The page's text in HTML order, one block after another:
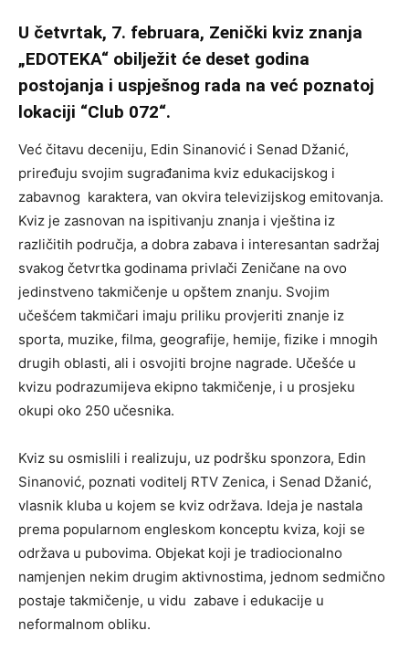
U četvrtak, 7. februara, Zenički kviz znanja
„EDOTEKA“ obilježit će deset godina
postojanja i uspješnog rada na već poznatoj
lokaciji “Club 072“.
Već čitavu deceniju, Edin Sinanović i Senad Džanić,
priređuju svojim sugrađanima kviz edukacijskog i
zabavnog karaktera, van okvira televizijskog emitovanja.
Kviz je zasnovan na ispitivanju znanja i vještina iz
različitih područja, a dobra zabava i interesantan sadržaj
svakog četvrtka godinama privlači Zeničane na ovo
jedinstveno takmičenje u opštem znanju. Svojim
učešćem takmičari imaju priliku provjeriti znanje iz
sporta, muzike, filma, geografije, hemije, fizike i mnogih
drugih oblasti, ali i osvojiti brojne nagrade. Učešće u
kvizu podrazumijeva ekipno takmičenje, i u prosjeku
okupi oko 250 učesnika.
Kviz su osmislili i realizuju, uz podršku sponzora, Edin
Sinanović, poznati voditelj RTV Zenica, i Senad Džanić,
vlasnik kluba u kojem se kviz održava. Ideja je nastala
prema popularnom engleskom konceptu kviza, koji se
održava u pubovima. Objekat koji je tradiocionalno
namjenjen nekim drugim aktivnostima, jednom sedmično
postaje takmičenje, u vidu zabave i edukacije u
neformalnom obliku.